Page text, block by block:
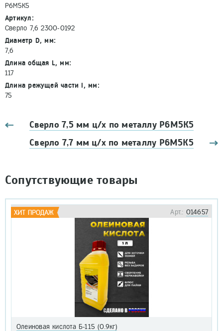
Р6М5К5
Артикул:
Сверло 7,6 2300-0192
Диаметр D, мм:
7,6
Длина общая L, мм:
117
Длина режущей части l, мм:
75
Сверло 7,5 мм ц/х по металлу Р6М5К5
Сверло 7,7 мм ц/х по металлу Р6М5К5
Сопутствующие товары
Арт.: 014657
Олеиновая кислота Б-115 (0.9кг)